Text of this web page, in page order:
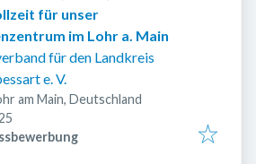
für unser
im Lohr a. Main
für den Landkreis
e. V.
am Main, Deutschland